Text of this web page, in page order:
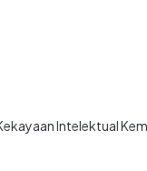
Intelektual